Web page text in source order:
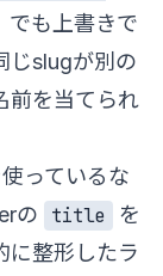
でも上書きで
じslugが別の
前を当てられ
っているな
の
title
を
に整形したラ